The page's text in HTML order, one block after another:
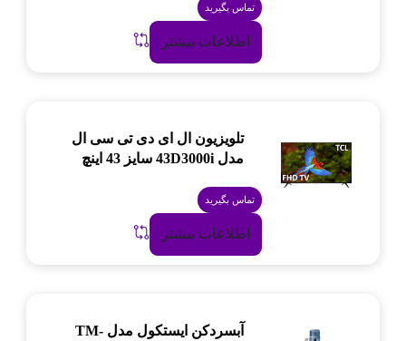
تماس بگیرید
اطلاعات بیشتر
تلویزیون ال ای دی تی سی ال
مدل 43D3000i سایز 43 اینچ
تماس بگیرید
اطلاعات بیشتر
آبسردکن ایستکول مدل TM-